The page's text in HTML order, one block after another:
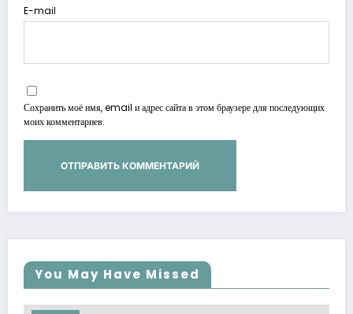
E-mail
Сохранить моё имя, email и адрес сайта в этом браузере для последующих
моих комментариев.
You May Have Missed